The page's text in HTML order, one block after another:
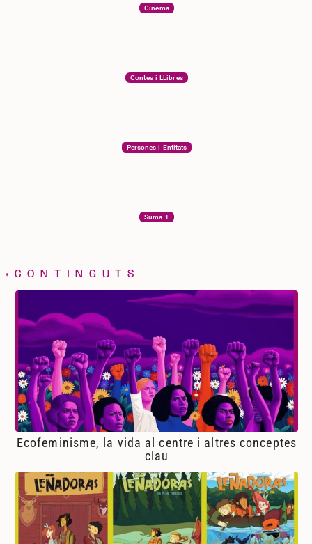
Cinema
Contes i LLibres
Persones i Entitats
Suma +
+CONTINGUTS
Ecofeminisme, la vida al centre i altres conceptes
clau